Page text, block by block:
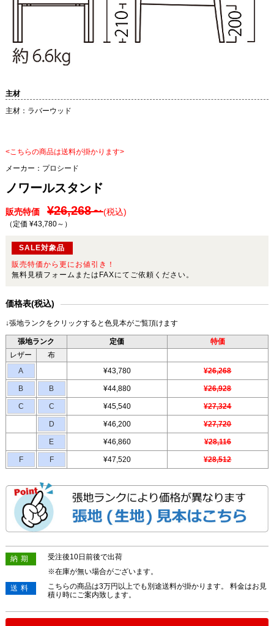
主材
主材：ラバーウッド
<こちらの商品は送料が掛かります>
メーカー： プロシード
ノワールスタンド
販売特価 ¥26,268～(税込)
（定価 ¥43,780～ ）
SALE対象品
販売特価から更にお値引き！
無料見積フォームまたはFAXにてご依頼ください。
価格表(税込)
↓張地ランクをクリックすると色見本がご覧頂けます
張地ランク 定価
特価
レザー
布
A
¥43,780 ¥26,268
B B ¥44,880 ¥26,928
C C ¥45,540 ¥27,324
D ¥46,200 ¥27,720
E ¥46,860 ¥28,116
F F ¥47,520 ¥28,512
納期
受注後10日前後で出荷
※在庫が無い場合がございます。
送料
こちらの商品は3万円以上でも別途送料が掛かります。 料金はお見
積り時にご案内致します。